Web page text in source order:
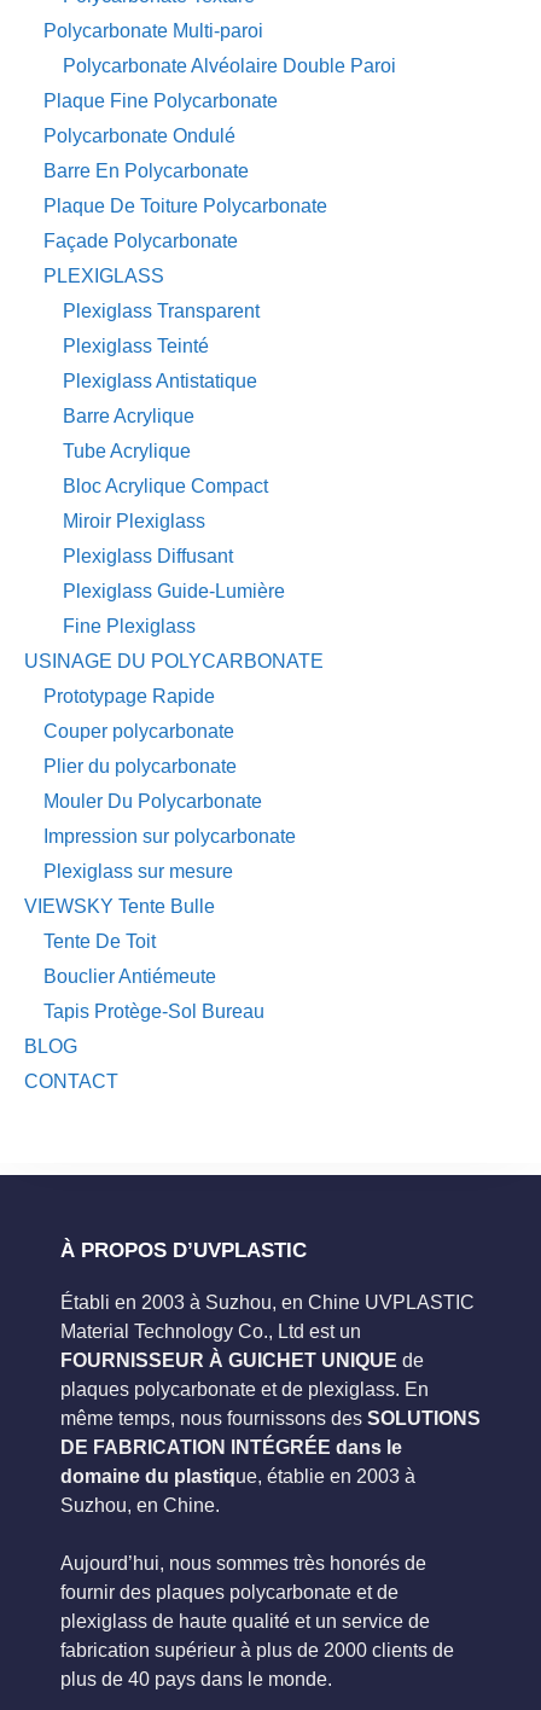
Polycarbonate Multi-paroi
Polycarbonate Alvéolaire Double Paroi
Plaque Fine Polycarbonate
Polycarbonate Ondulé
Barre En Polycarbonate
Plaque De Toiture Polycarbonate
Façade Polycarbonate
PLEXIGLASS
Plexiglass Transparent
Plexiglass Teinté
Plexiglass Antistatique
Barre Acrylique
Tube Acrylique
Bloc Acrylique Compact
Miroir Plexiglass
Plexiglass Diffusant
Plexiglass Guide-Lumière
Fine Plexiglass
USINAGE DU POLYCARBONATE
Prototypage Rapide
Couper polycarbonate
Plier du polycarbonate
Mouler Du Polycarbonate
Impression sur polycarbonate
Plexiglass sur mesure
VIEWSKY Tente Bulle
Tente De Toit
Bouclier Antiémeute
Tapis Protège-Sol Bureau
BLOG
CONTACT
À PROPOS D’UVPLASTIC
Établi en 2003 à Suzhou, en Chine UVPLASTIC
Material Technology Co., Ltd est un
FOURNISSEUR À GUICHET UNIQUE de
plaques polycarbonate et de plexiglass. En
même temps, nous fournissons des SOLUTIONS
DE FABRICATION INTÉGRÉE dans le
domaine du plastique, établie en 2003 à
Suzhou, en Chine.
Aujourd’hui, nous sommes très honorés de
fournir des plaques polycarbonate et de
plexiglass de haute qualité et un service de
fabrication supérieur à plus de 2000 clients de
plus de 40 pays dans le monde.